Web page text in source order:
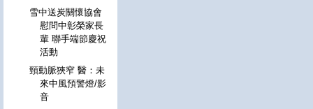
雪中送炭關懷協會
慰問中彰榮家長
輩 聯手端節慶祝
活動
頸動脈狹窄 醫：未
來中風預警燈/影
音